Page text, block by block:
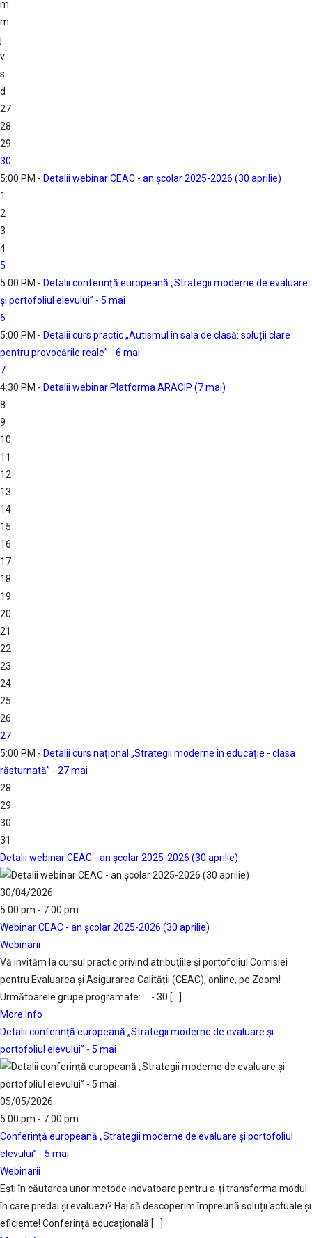
m
m
j
v
s
d
27
28
29
30
5:00 PM - Detalii webinar CEAC - an școlar 2025-2026 (30 aprilie)
1
2
3
4
5
5:00 PM - Detalii conferință europeană „Strategii moderne de evaluare
și portofoliul elevului” - 5 mai
6
5:00 PM - Detalii curs practic „Autismul în sala de clasă: soluții clare
pentru provocările reale” - 6 mai
7
4:30 PM - Detalii webinar Platforma ARACIP (7 mai)
8
9
10
11
12
13
14
15
16
17
18
19
20
21
22
23
24
25
26
27
5:00 PM - Detalii curs național „Strategii moderne în educație - clasa
răsturnată” - 27 mai
28
29
30
31
Detalii webinar CEAC - an școlar 2025-2026 (30 aprilie)
30/04/2026
5:00 pm - 7:00 pm
Webinar CEAC - an școlar 2025-2026 (30 aprilie)
Webinarii
Vă invităm la cursul practic privind atribuțiile și portofoliul Comisiei
pentru Evaluarea și Asigurarea Calității (CEAC), online, pe Zoom!
Următoarele grupe programate: ... - 30 [...]
More Info
Detalii conferință europeană „Strategii moderne de evaluare și
portofoliul elevului” - 5 mai
05/05/2026
5:00 pm - 7:00 pm
Conferință europeană „Strategii moderne de evaluare și portofoliul
elevului” - 5 mai
Webinarii
Ești în căutarea unor metode inovatoare pentru a-ți transforma modul
în care predai și evaluezi? Hai să descoperim împreună soluții actuale și
eficiente! Conferință educațională [...]